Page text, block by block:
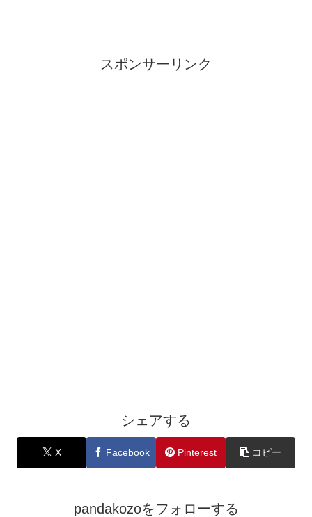
スポンサーリンク
シェアする
X Facebook Pinterest コピー
pandakozoをフォローする